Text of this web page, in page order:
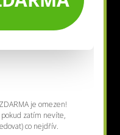
je omezen!
zatím nevíte,
co nejdřív.